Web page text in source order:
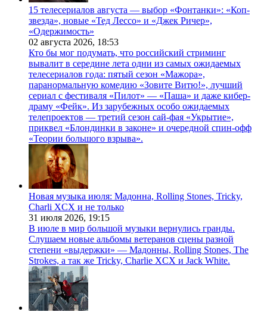
15 телесериалов августа — выбор «Фонтанки»: «Коп-
звезда», новые «Тед Лессо» и «Джек Ричер»,
«Одержимость»
02 августа 2026, 18:53
Кто бы мог подумать, что российский стриминг
вывалит в середине лета одни из самых ожидаемых
телесериалов года: пятый сезон «Мажора»,
паранормальную комедию «Зовите Витю!», лучший
сериал с фестиваля «Пилот» — «Паша» и даже кибер-
драму «Фейк». Из зарубежных особо ожидаемых
телепроектов — третий сезон сай-фая «Укрытие»,
приквел «Блондинки в законе» и очередной спин-офф
«Теории большого взрыва».
Новая музыка июля: Мадонна, Rolling Stones, Tricky,
Charli XCX и не только
31 июля 2026, 19:15
В июле в мир большой музыки вернулись гранды.
Слушаем новые альбомы ветеранов сцены разной
степени «выдержки» — Мадонны, Rolling Stones, The
Strokes, а так же Tricky, Charlie XCX и Jack White.